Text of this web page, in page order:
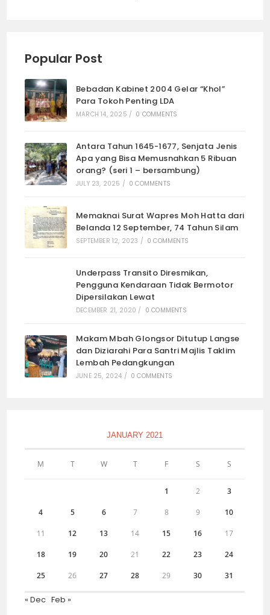
Popular Post
Bebadan Kabinet 2004 Gelar “Khol”
Para Tokoh Penting LDA
MARCH 14, 2025 / 0 COMMENTS
Antara Tahun 1645-1677, Senjata Jenis
Apa yang Bisa Memusnahkan 5 Ribuan
orang? (seri 1 – bersambung)
JULY 23, 2025 / 0 COMMENTS
Memaknai Surat Wapres Moh Hatta dari
Belanda 12 September, 74 Tahun Silam
SEPTEMBER 12, 2023 / 0 COMMENTS
Underpass Transito Diresmikan,
Pengguna Kendaraan Tidak Bermotor
Dipersilakan Lewat
DECEMBER 21, 2020 / 0 COMMENTS
Makam Mbah Glongsor Ditutup Langse
dan Diziarahi Para Santri Majlis Taklim
Lembah Pedangkungan
JUNE 25, 2024 / 0 COMMENTS
JANUARY 2021
M T W T F S S
1 2 3
4 5 6 7 8 9 10
11 12 13 14 15 16 17
18 19 20 21 22 23 24
25 26 27 28 29 30 31
« Dec Feb »